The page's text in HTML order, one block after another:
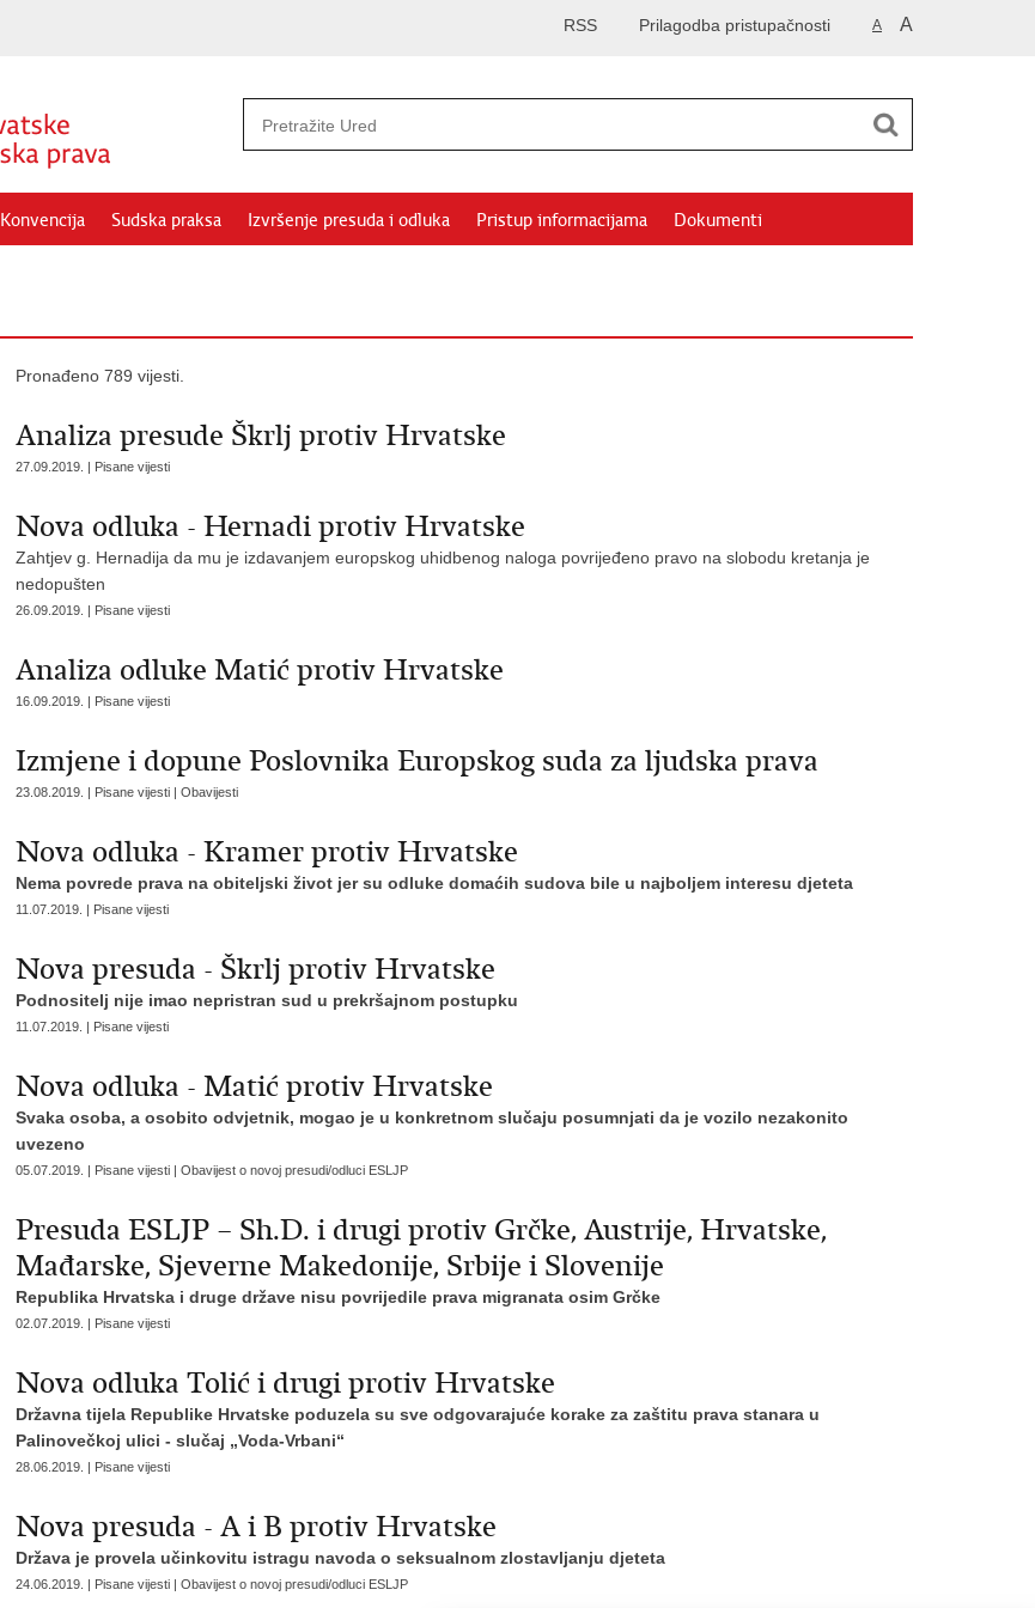
A A
Prilagodba pristupačnosti
RSS
Konvencija Sudska praksa Izvršenje presuda i odluka Pristup informacijama Dokumenti
Pronađeno 789 vijesti.
Analiza presude Škrlj protiv Hrvatske
27.09.2019. | Pisane vijesti
Nova odluka - Hernadi protiv Hrvatske
Zahtjev g. Hernadija da mu je izdavanjem europskog uhidbenog naloga povrijeđeno pravo na slobodu kretanja je
nedopušten
26.09.2019. | Pisane vijesti
Analiza odluke Matić protiv Hrvatske
16.09.2019. | Pisane vijesti
Izmjene i dopune Poslovnika Europskog suda za ljudska prava
23.08.2019. | Pisane vijesti | Obavijesti
Nova odluka - Kramer protiv Hrvatske
Nema povrede prava na obiteljski život jer su odluke domaćih sudova bile u najboljem interesu djeteta
11.07.2019. | Pisane vijesti
Nova presuda - Škrlj protiv Hrvatske
Podnositelj nije imao nepristran sud u prekršajnom postupku
11.07.2019. | Pisane vijesti
Nova odluka - Matić protiv Hrvatske
Svaka osoba, a osobito odvjetnik, mogao je u konkretnom slučaju posumnjati da je vozilo nezakonito
uvezeno
05.07.2019. | Pisane vijesti | Obavijest o novoj presudi/odluci ESLJP
Presuda ESLJP – Sh.D. i drugi protiv Grčke, Austrije, Hrvatske,
Mađarske, Sjeverne Makedonije, Srbije i Slovenije
Republika Hrvatska i druge države nisu povrijedile prava migranata osim Grčke
02.07.2019. | Pisane vijesti
Nova odluka Tolić i drugi protiv Hrvatske
Državna tijela Republike Hrvatske poduzela su sve odgovarajuće korake za zaštitu prava stanara u
Palinovečkoj ulici - slučaj „Voda-Vrbani“
28.06.2019. | Pisane vijesti
Nova presuda - A i B protiv Hrvatske
Država je provela učinkovitu istragu navoda o seksualnom zlostavljanju djeteta
24.06.2019. | Pisane vijesti | Obavijest o novoj presudi/odluci ESLJP